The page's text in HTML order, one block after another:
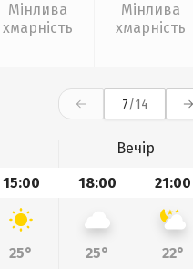
Мінлива
хмарність
Мінлива
хмарність
7/14
Вечір
15:00 18:00 21:00
25° 25°
22°